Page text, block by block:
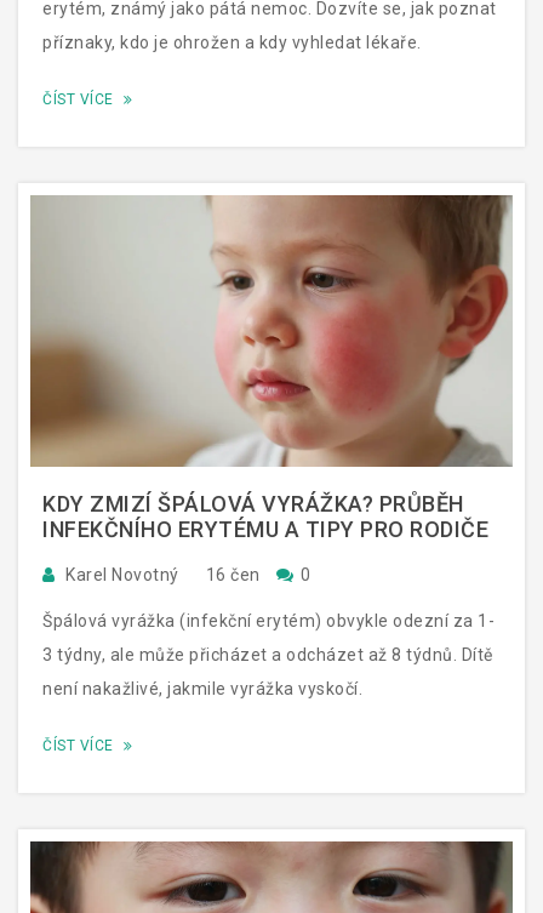
erytém, známý jako pátá nemoc. Dozvíte se, jak poznat
příznaky, kdo je ohrožen a kdy vyhledat lékaře.
ČÍST VÍCE
KDY ZMIZÍ ŠPÁLOVÁ VYRÁŽKA? PRŮBĚH
INFEKČNÍHO ERYTÉMU A TIPY PRO RODIČE
Karel Novotný 16 čen 0
Špálová vyrážka (infekční erytém) obvykle odezní za 1-
3 týdny, ale může přicházet a odcházet až 8 týdnů. Dítě
není nakažlivé, jakmile vyrážka vyskočí.
ČÍST VÍCE